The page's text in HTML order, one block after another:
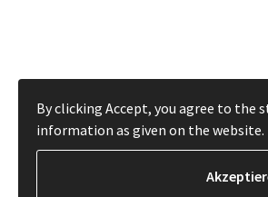
By clicking Accept, you agree to the
information as given on the website.